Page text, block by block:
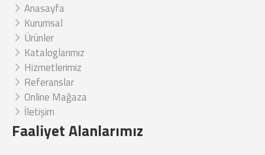
Anasayfa
Kurumsal
Ürünler
Kataloglarımız
Hizmetlerimiz
Referanslar
Online Mağaza
İletişim
Faaliyet Alanlarımız